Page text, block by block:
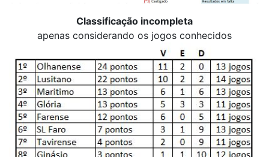
Classificação incompleta
apenas considerando os jogos conhecidos